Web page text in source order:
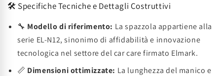
🛠️ Specifiche Tecniche e Dettagli Costruttivi
🔧 Modello di riferimento: La spazzola appartiene alla
serie EL-N12, sinonimo di affidabilità e innovazione
tecnologica nel settore del car care firmato Elmark.
📏 Dimensioni ottimizzate: La lunghezza del manico e